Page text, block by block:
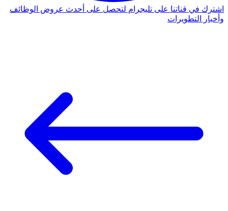
اشترك في قناتنا على تليجرام لتحصل على أحدث عروض الوظائف
وأخبار التطويرات